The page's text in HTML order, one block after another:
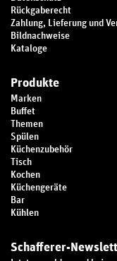
Rückgaberecht
Zahlung, Lieferung und
Bildnachweise
Kataloge
Produkte
Marken
Buffet
Themen
Spülen
Küchenzubehör
Tisch
Kochen
Küchengeräte
Bar
Kühlen
Schafferer-